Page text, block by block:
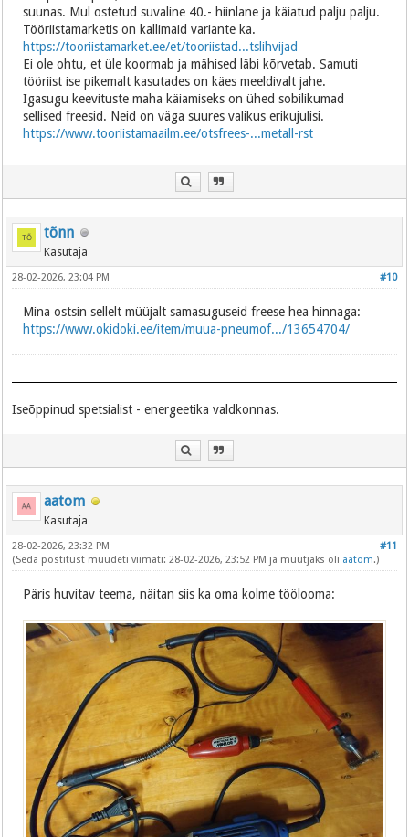
suunas. Mul ostetud suvaline 40.- hiinlane ja käiatud palju palju.
Tööriistamarketis on kallimaid variante ka.
https://tooriistamarket.ee/et/tooriistad...tslihvijad
Ei ole ohtu, et üle koormab ja mähised läbi kõrvetab. Samuti
tööriist ise pikemalt kasutades on käes meeldivalt jahe.
Igasugu keevituste maha käiamiseks on ühed sobilikumad
sellised freesid. Neid on väga suures valikus erikujulisi.
https://www.tooriistamaailm.ee/otsfrees-...metall-rst
tõnn
Kasutaja
#10
28-02-2026, 23:04 PM
Mina ostsin sellelt müüjalt samasuguseid freese hea hinnaga:
https://www.okidoki.ee/item/muua-pneumof.../13654704/
Iseõppinud spetsialist - energeetika valdkonnas.
aatom
Kasutaja
#11
28-02-2026, 23:32 PM
(Seda postitust muudeti viimati: 28-02-2026, 23:52 PM ja muutjaks oli aatom.)
Päris huvitav teema, näitan siis ka oma kolme töölooma: